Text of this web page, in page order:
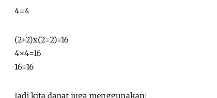
4=4
(2+2)x(2=2)=16
4×4=16
16=16
Jadi kita dapat juga menggunakan: